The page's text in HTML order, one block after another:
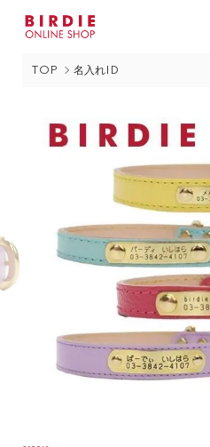
TOP 名入れID